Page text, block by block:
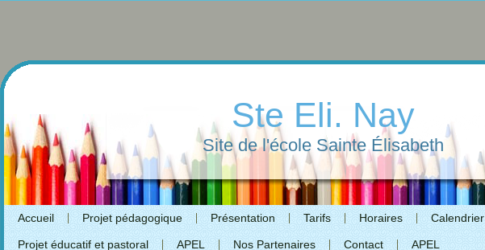
Ste Eli. Nay
Site de l'école Sainte Élisabeth
Accueil Projet pédagogique Présentation Tarifs Horaires Calendrier
Projet éducatif et pastoral APEL Nos Partenaires Contact APEL